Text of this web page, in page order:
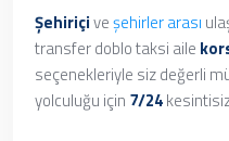
Şehiriçiveşehirler arası
transfer doblo taksi aile
seçenekleriyle siz değerli
yolculuğu için 7/24